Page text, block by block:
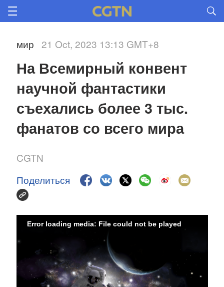
мир 21 Oct, 2023 13:13 GMT+8
На Всемирный конвент
научной фантастики
съехались более 3 тыс.
фанатов со всего мира
CGTN
Поделиться
Error loading media: File could not be played